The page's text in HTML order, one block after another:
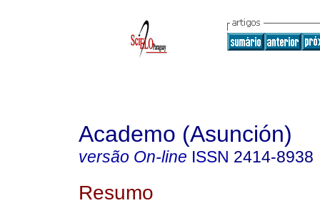
Academo (Asunción)
versão On-line ISSN 2414-8938
Resumo